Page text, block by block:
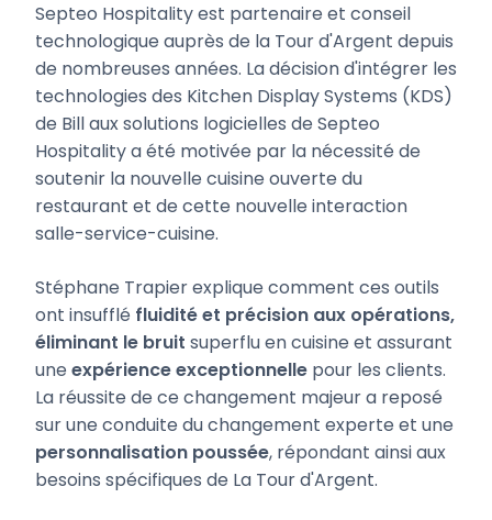
Septeo Hospitality est partenaire et conseil
technologique auprès de la Tour d'Argent depuis
de nombreuses années. La décision d'intégrer les
technologies des Kitchen Display Systems (KDS)
de Bill aux solutions logicielles de Septeo
Hospitality a été motivée par la nécessité de
soutenir la nouvelle cuisine ouverte du
restaurant et de cette nouvelle interaction
salle-service-cuisine.
Stéphane Trapier explique comment ces outils
ont insufflé fluidité et précision aux opérations,
éliminant le bruit superflu en cuisine et assurant
une expérience exceptionnelle pour les clients.
La réussite de ce changement majeur a reposé
sur une conduite du changement experte et une
personnalisation poussée, répondant ainsi aux
besoins spécifiques de La Tour d'Argent.